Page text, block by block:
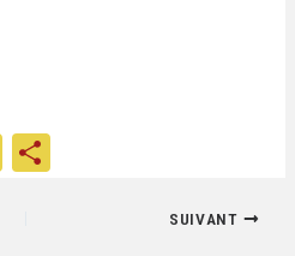
E
Pa
SUIVANT